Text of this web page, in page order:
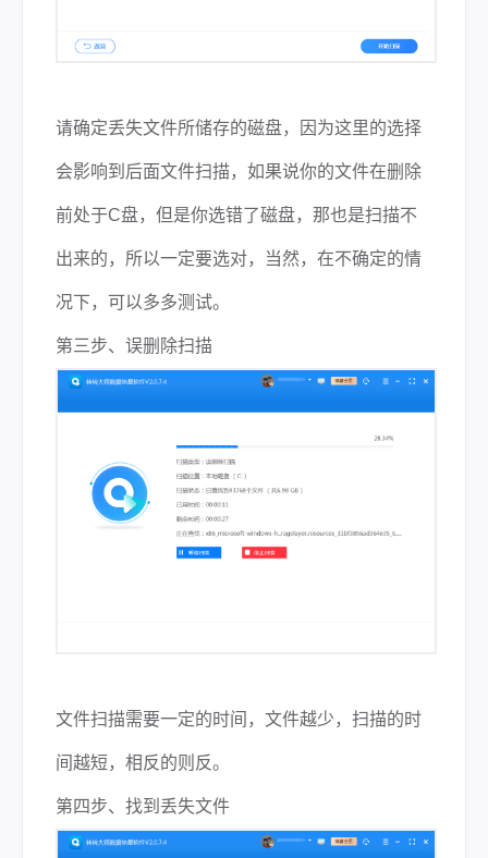
请确定丢失文件所储存的磁盘，因为这里的选择
会影响到后面文件扫描，如果说你的文件在删除
前处于C盘，但是你选错了磁盘，那也是扫描不
出来的，所以一定要选对，当然，在不确定的情
况下，可以多多测试。
第三步、误删除扫描
文件扫描需要一定的时间，文件越少，扫描的时
间越短，相反的则反。
第四步、找到丢失文件